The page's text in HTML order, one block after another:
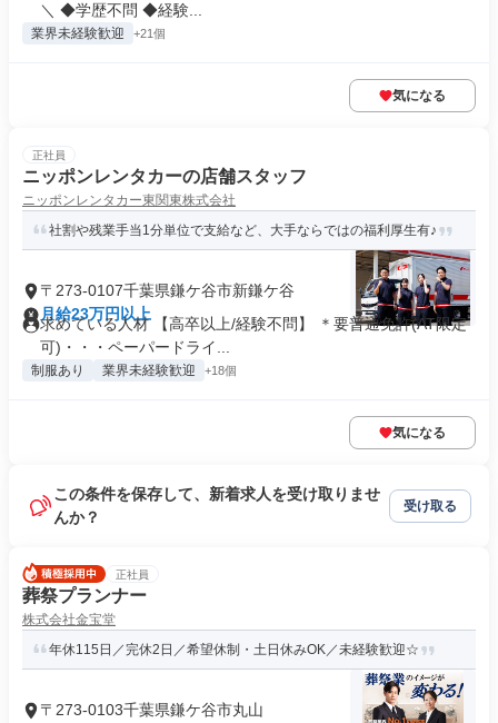
＼ ◆学歴不問 ◆経験...
業界未経験歓迎 +21個
気になる
正社員
ニッポンレンタカーの店舗スタッフ
ニッポンレンタカー東関東株式会社
社割や残業手当1分単位で支給など、大手ならではの福利厚生有♪
〒273-0107千葉県鎌ケ谷市新鎌ケ谷
月給23万円以上
求めている人材 【高卒以上/経験不問】 ＊要普通免許(AT限定
可)・・・ペーパードライ...
制服あり 業界未経験歓迎 +18個
気になる
この条件を保存して、新着求人を受け取りませ
んか？
受け取る
正社員
葬祭プランナー
株式会社金宝堂
年休115日／完休2日／希望休制・土日休みOK／未経験歓迎☆
〒273-0103千葉県鎌ケ谷市丸山